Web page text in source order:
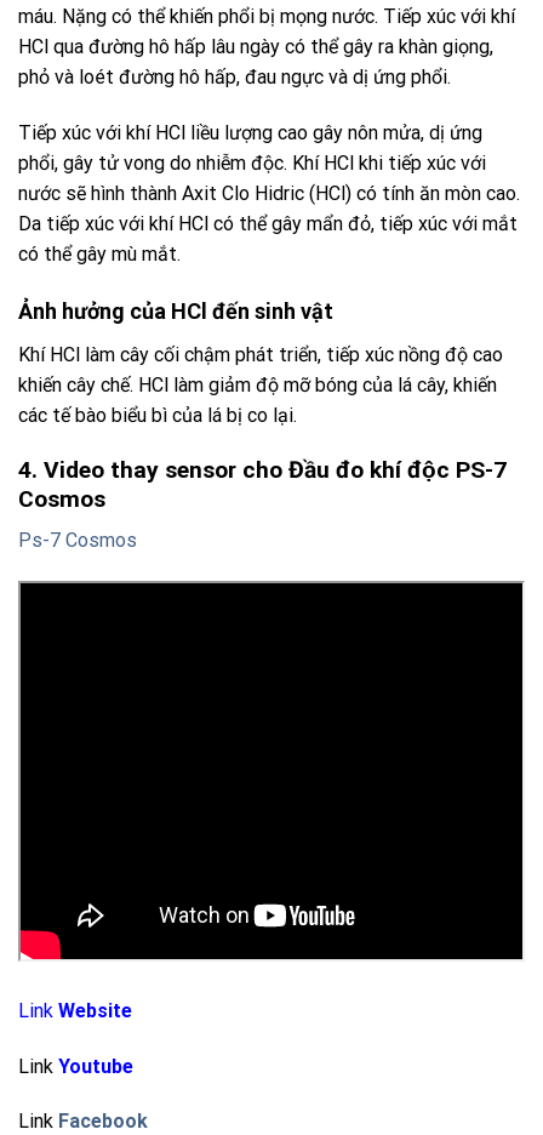
máu. Nặng có thể khiến phổi bị mọng nước. Tiếp xúc với khí
HCl qua đường hô hấp lâu ngày có thể gây ra khàn giọng,
phỏ và loét đường hô hấp, đau ngực và dị ứng phổi.
Tiếp xúc với khí HCl liều lượng cao gây nôn mửa, dị ứng
phổi, gây tử vong do nhiễm độc. Khí HCl khi tiếp xúc với
nước sẽ hình thành Axit Clo Hidric (HCl) có tính ăn mòn cao.
Da tiếp xúc với khí HCl có thể gây mẩn đỏ, tiếp xúc với mắt
có thể gây mù mắt.
Ảnh hưởng của HCl đến sinh vật
Khí HCl làm cây cối chậm phát triển, tiếp xúc nồng độ cao
khiến cây chế. HCl làm giảm độ mỡ bóng của lá cây, khiến
các tế bào biểu bì của lá bị co lại.
4. Video thay sensor cho Đầu đo khí độc PS-7
Cosmos
Ps-7 Cosmos
Link Website
Link Youtube
Link Facebook